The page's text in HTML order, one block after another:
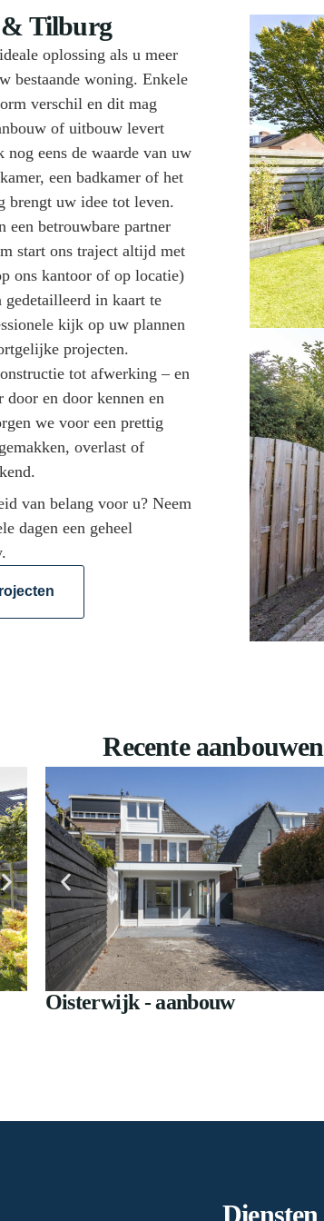
& Tilburg
oplossing als u meer
bestaande woning. Enkele
verschil en dit mag
of uitbouw levert
eens de waarde van uw
een badkamer of het
brengt uw idee tot leven.
een betrouwbare partner
start ons traject altijd met
ons kantoor of op locatie)
in kaart te
kijk op uw plannen
projecten.
tot afwerking – en
door en door kennen en
we voor een prettig
overlast of
van belang voor u? Neem
dagen een geheel
Recente aanbouwen
Oisterwijk - aanbouw
Diensten